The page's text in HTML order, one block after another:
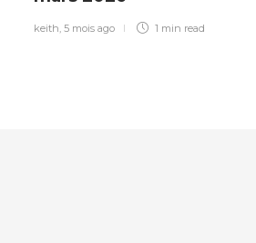
keith, 5 mois ago 1 min read